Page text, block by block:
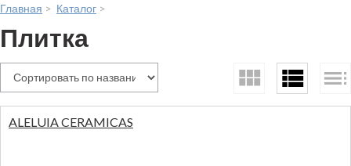
Главная > Каталог >
Плитка
ALELUIA CERAMICAS